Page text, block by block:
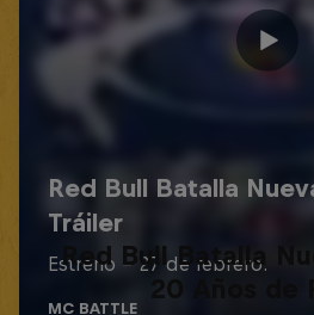
Red Bull Batalla
20 Años de